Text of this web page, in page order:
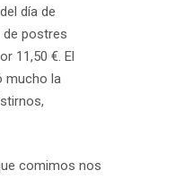
día de
de postres
11,50 €. El
mucho la
comimos nos